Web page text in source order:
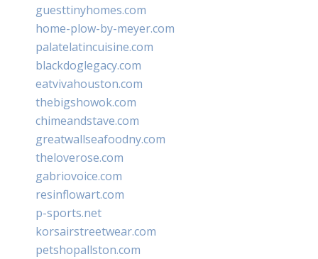
guesttinyhomes.com
home-plow-by-meyer.com
palatelatincuisine.com
blackdoglegacy.com
eatvivahouston.com
thebigshowok.com
chimeandstave.com
greatwallseafoodny.com
theloverose.com
gabriovoice.com
resinflowart.com
p-sports.net
korsairstreetwear.com
petshopallston.com